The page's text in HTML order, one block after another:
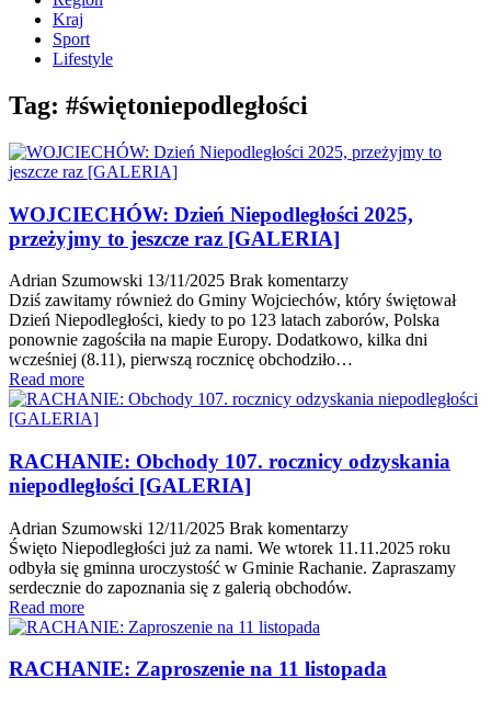
Kraj
Sport
Lifestyle
Tag: #świętoniepodległości
WOJCIECHÓW: Dzień Niepodległości 2025,
przeżyjmy to jeszcze raz [GALERIA]
Adrian Szumowski 13/11/2025 Brak komentarzy
Dziś zawitamy również do Gminy Wojciechów, który świętował
Dzień Niepodległości, kiedy to po 123 latach zaborów, Polska
ponownie zagościła na mapie Europy. Dodatkowo, kilka dni
wcześniej (8.11), pierwszą rocznicę obchodziło…
Read more
RACHANIE: Obchody 107. rocznicy odzyskania
niepodległości [GALERIA]
Adrian Szumowski 12/11/2025 Brak komentarzy
Święto Niepodległości już za nami. We wtorek 11.11.2025 roku
odbyła się gminna uroczystość w Gminie Rachanie. Zapraszamy
serdecznie do zapoznania się z galerią obchodów.
Read more
RACHANIE: Zaproszenie na 11 listopada